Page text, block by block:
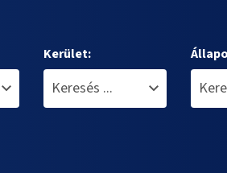
Kerület: